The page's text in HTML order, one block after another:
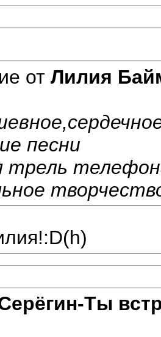
от Лилия
песни
трель
Ты